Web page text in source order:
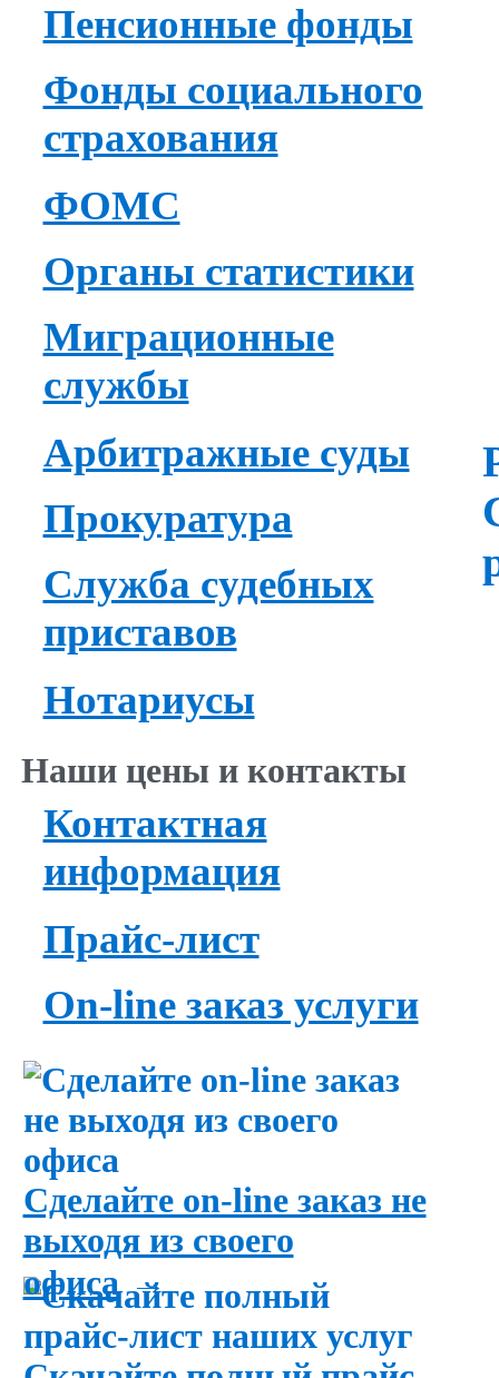
Пенсионные фонды
Фонды социального
страхования
ФОМС
Органы статистики
Миграционные
службы
Арбитражные суды
Прокуратура
Служба судебных
приставов
Нотариусы
Наши цены и контакты
Контактная
информация
Прайс-лист
On-line заказ услуги
Сделайте on-line заказ не
выходя из своего
офиса→